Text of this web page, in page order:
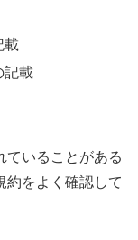
載
記載
ていることがある
約をよく確認して